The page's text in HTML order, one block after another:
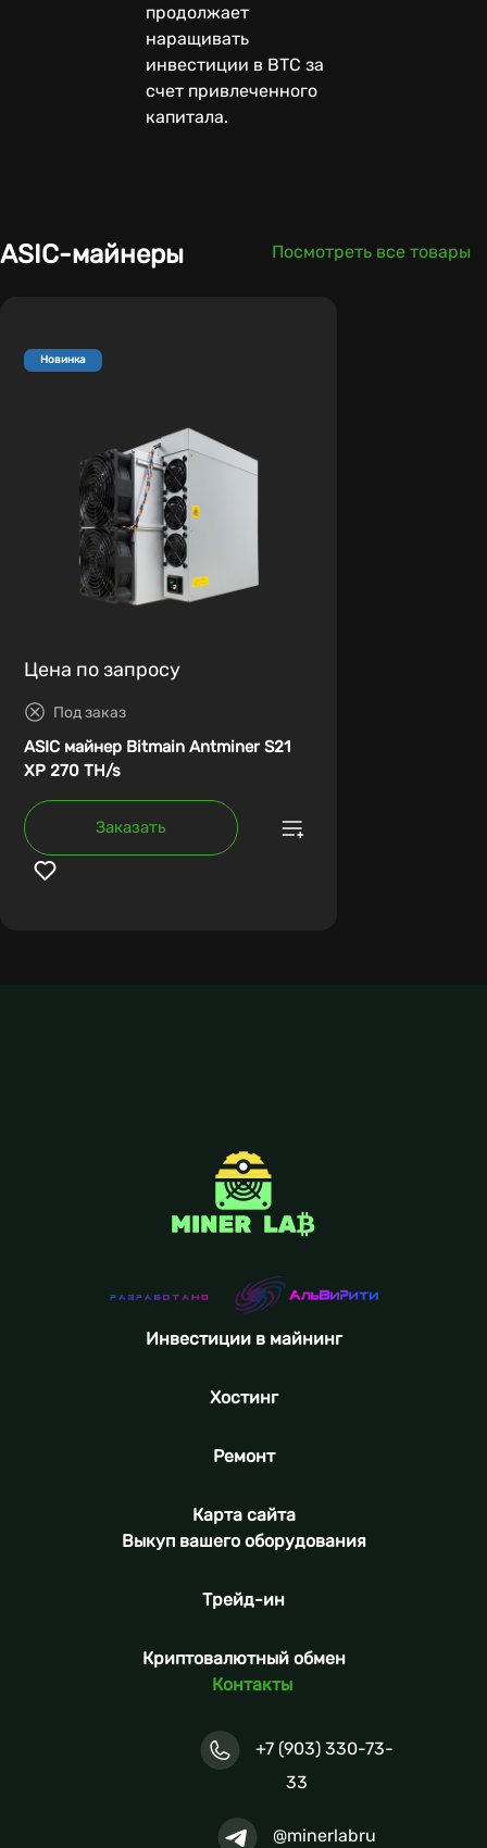
продолжает
наращивать
инвестиции в BTC за
счет привлеченного
капитала.
ASIC-майнеры Посмотреть все товары
Новинка
Цена по запросу
Под заказ
ASIC майнер Bitmain Antminer S21
XP 270 TH/s
Заказать
Инвестиции в майнинг
Хостинг
Ремонт
Карта сайта
Выкуп вашего оборудования
Трейд-ин
Криптовалютный обмен
Контакты
+7 (903) 330-73-
33
@minerlabru